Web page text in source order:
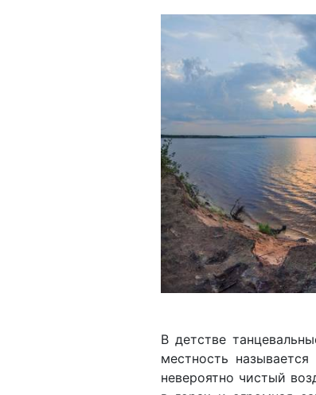
В детстве
местность
невероятно чистый